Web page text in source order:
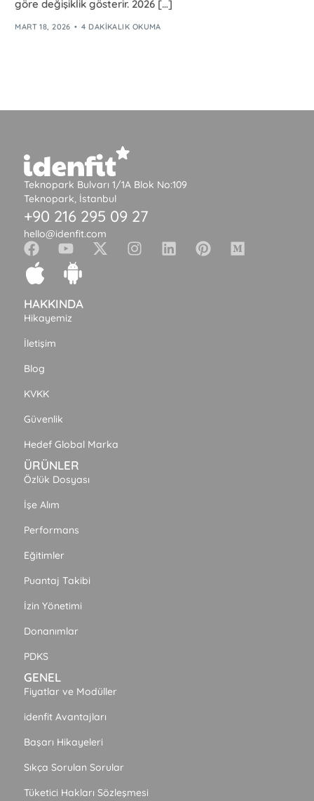
göre değişiklik gösterir. 2026 […]
MART 18, 2026 4 DAKIKALIK OKUMA
Teknopark Bulvarı 1/1A Blok No:109
Teknopark, İstanbul
+90 216 295 09 27
hello@idenfit.com
HAKKINDA
Hikayemiz
İletişim
Blog
KVKK
Güvenlik
Hedef Global Marka
ÜRÜNLER
Özlük Dosyası
İşe Alım
Performans
Eğitimler
Puantaj Takibi
İzin Yönetimi
Donanımlar
PDKS
GENEL
Fiyatlar ve Modüller
idenfit Avantajları
Başarı Hikayeleri
Sıkça Sorulan Sorular
Tüketici Hakları Sözleşmesi